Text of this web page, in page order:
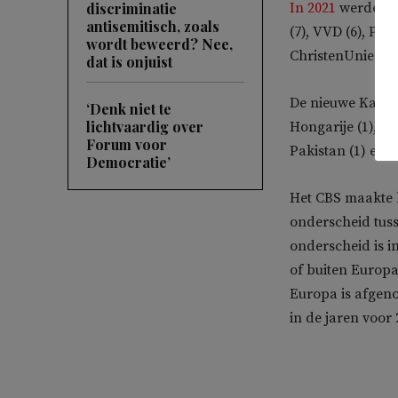
discriminatie
antisemitisch, zoals
wordt beweerd? Nee,
dat is onjuist
‘Denk niet te
lichtvaardig over
Forum voor
Democratie’
In 2021 werden
(7), VVD (6),
ChristenUnie (1)
De nieuwe
Hongarije (1),
Pakistan (1) en
Het CBS
onderscheid
onderscheid is
of buiten
Europa is
in de jaren voor